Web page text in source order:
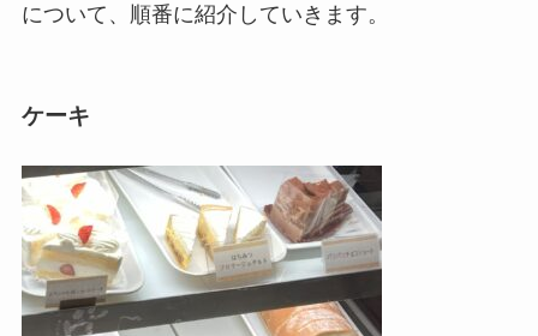
について、順番に紹介していきます。
ケーキ